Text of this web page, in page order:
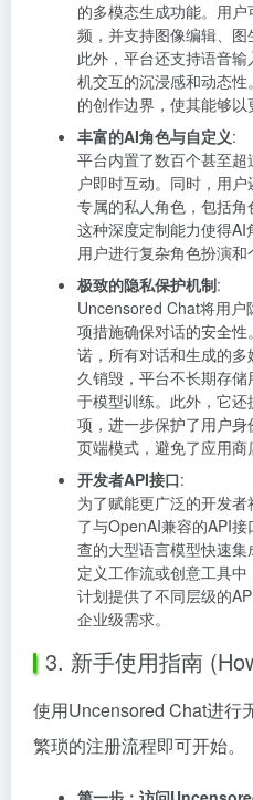
的多模态生成功能。用
频，并支持图像编辑、图
此外，平台还支持语音
机交互的沉浸感和动态
的创作边界，使其能够以
丰富的AI角色与自定义:
平台内置了数百个甚至
户即时互动。同时，用
专属的私人角色，包括角
这种深度定制能力使得
用户进行复杂角色扮演和
极致的隐私保护机制:
Uncensored Chat将用户
项措施确保对话的安全性
诺，所有对话和生成的
久销毁，平台不长期存
于模型训练。此外，它
项，进一步保护了用户
页端模式，避免了应用商
开发者API接口:
为了赋能更广泛的开发
了与OpenAI兼容的API
查的大型语言模型快速
定义工作流或创意工具
计划提供了不同层级的
企业级需求。
3. 新手使用指南
使用Uncensored Chat进行
繁琐的注册流程即可开始。